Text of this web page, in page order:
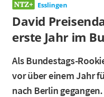
Esslingen
David
erste Jahr im
Als Bundestags-
vor über einem Jahr
nach Berlin